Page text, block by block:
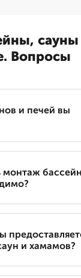
Вопросы
и печей вы
монтаж
и хамамов?